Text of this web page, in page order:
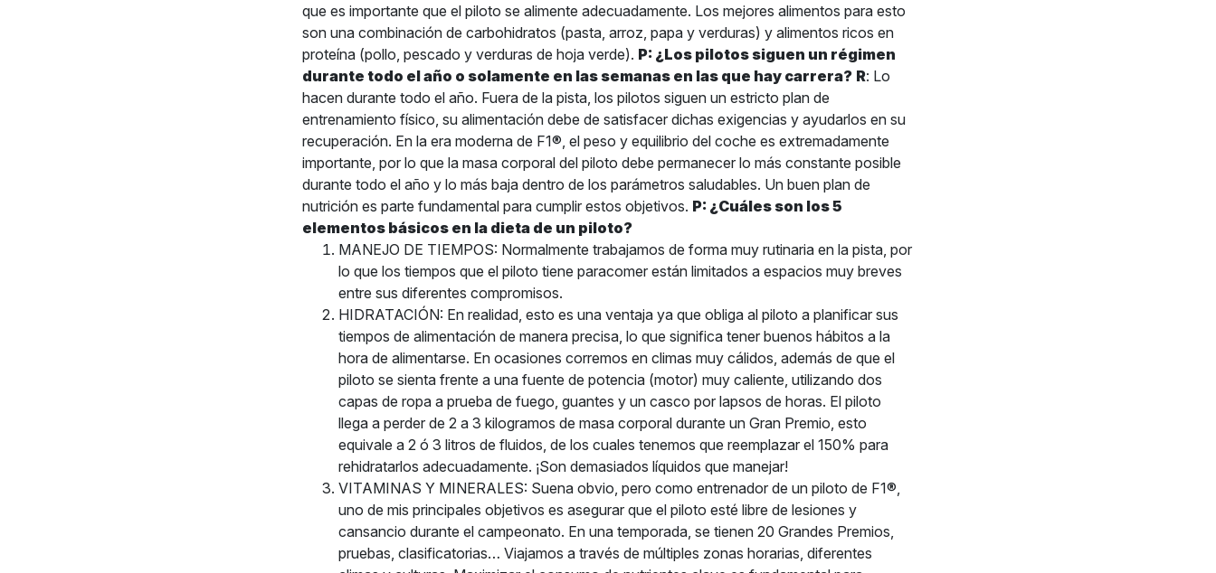
que es importante que el piloto se alimente adecuadamente. Los mejores alimentos para esto
son una combinación de carbohidratos (pasta, arroz, papa y verduras) y alimentos ricos en
proteína (pollo, pescado y verduras de hoja verde). P: ¿Los pilotos siguen un régimen
durante todo el año o solamente en las semanas en las que hay carrera? R: Lo
hacen durante todo el año. Fuera de la pista, los pilotos siguen un estricto plan de
entrenamiento físico, su alimentación debe de satisfacer dichas exigencias y ayudarlos en su
recuperación. En la era moderna de F1®, el peso y equilibrio del coche es extremadamente
importante, por lo que la masa corporal del piloto debe permanecer lo más constante posible
durante todo el año y lo más baja dentro de los parámetros saludables. Un buen plan de
nutrición es parte fundamental para cumplir estos objetivos. P: ¿Cuáles son los 5
elementos básicos en la dieta de un piloto?
MANEJO DE TIEMPOS: Normalmente trabajamos de forma muy rutinaria en la pista, por
lo que los tiempos que el piloto tiene paracomer están limitados a espacios muy breves
entre sus diferentes compromisos.
HIDRATACIÓN: En realidad, esto es una ventaja ya que obliga al piloto a planificar sus
tiempos de alimentación de manera precisa, lo que significa tener buenos hábitos a la
hora de alimentarse. En ocasiones corremos en climas muy cálidos, además de que el
piloto se sienta frente a una fuente de potencia (motor) muy caliente, utilizando dos
capas de ropa a prueba de fuego, guantes y un casco por lapsos de horas. El piloto
llega a perder de 2 a 3 kilogramos de masa corporal durante un Gran Premio, esto
equivale a 2 ó 3 litros de fluidos, de los cuales tenemos que reemplazar el 150% para
rehidratarlos adecuadamente. ¡Son demasiados líquidos que manejar!
VITAMINAS Y MINERALES: Suena obvio, pero como entrenador de un piloto de F1®,
uno de mis principales objetivos es asegurar que el piloto esté libre de lesiones y
cansancio durante el campeonato. En una temporada, se tienen 20 Grandes Premios,
pruebas, clasificatorias… Viajamos a través de múltiples zonas horarias, diferentes